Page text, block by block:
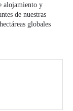
alojamiento y
de nuestras
globales